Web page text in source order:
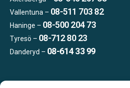
Vallentuna – 08-511 703 82
Haninge – 08-500 204 73
Tyresö – 08-712 80 23
Danderyd – 08-614 33 99